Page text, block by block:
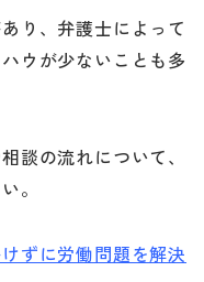
り、弁護士によって
ウが少ないことも多
談の流れについて、
。
ずに労働問題を解決